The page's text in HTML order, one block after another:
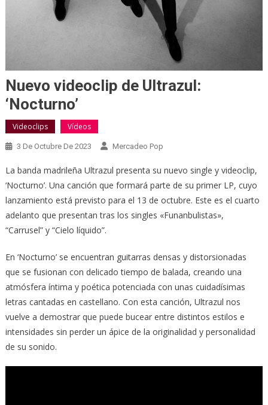
Nuevo videoclip de Ultrazul:
‘Nocturno’
Videoclips Vídeos
3 De Octubre De 2023 Mercadeo Pop
La banda madrileña Ultrazul presenta su nuevo single y videoclip,
‘Nocturno’. Una canción que formará parte de su primer LP, cuyo
lanzamiento está previsto para el 13 de octubre. Este es el cuarto
adelanto que presentan tras los singles «Funanbulistas»,
“Carrusel” y “Cielo líquido”.
En ‘Nocturno’ se encuentran guitarras densas y distorsionadas
que se fusionan con delicado tiempo de balada, creando una
atmósfera íntima y poética potenciada con unas cuidadísimas
letras cantadas en castellano. Con esta canción, Ultrazul nos
vuelve a demostrar que puede bucear entre distintos estilos e
intensidades sin perder un ápice de la originalidad y personalidad
de su sonido.